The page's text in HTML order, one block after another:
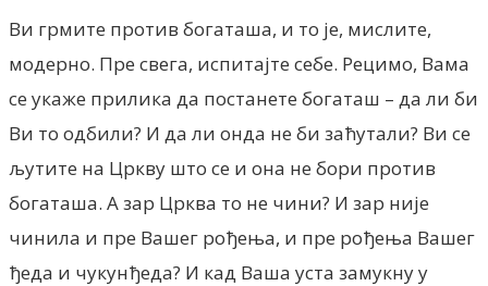
Ви грмите против богаташа, и то је, мислите,
модерно. Пре свега, испитајте себе. Рецимо, Вама
се укаже прилика да постанете богаташ – да ли би
Ви то одбили? И да ли онда не би заћутали? Ви се
љутите на Цркву што се и она не бори против
богаташа. А зар Црква то не чини? И зар није
чинила и пре Вашег рођења, и пре рођења Вашег
ђеда и чукунђеда? И кад Ваша уста замукну у